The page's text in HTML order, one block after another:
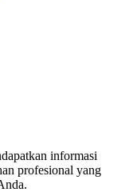
informasi
profesional yang